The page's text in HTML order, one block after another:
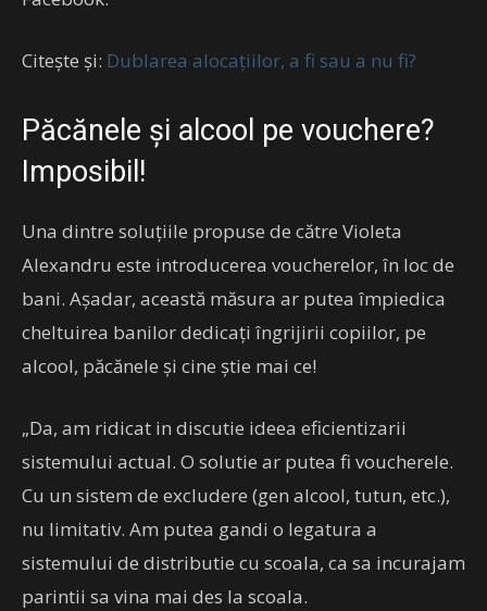
Citește și: Dublarea alocațiilor, a fi sau a nu fi?
Păcănele și alcool pe vouchere?
Imposibil!
Una dintre soluțiile propuse de către Violeta
Alexandru este introducerea voucherelor, în loc de
bani. Așadar, această măsura ar putea împiedica
cheltuirea banilor dedicați îngrijirii copiilor, pe
alcool, păcănele și cine știe mai ce!
„Da, am ridicat in discutie ideea eficientizarii
sistemului actual. O solutie ar putea fi voucherele.
Cu un sistem de excludere (gen alcool, tutun, etc.),
nu limitativ. Am putea gandi o legatura a
sistemului de distributie cu scoala, ca sa incurajam
parintii sa vina mai des la scoala.